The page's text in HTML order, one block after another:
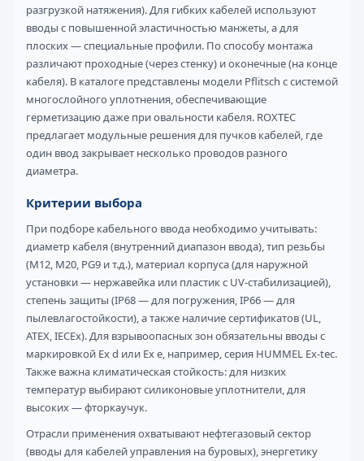
разгрузкой натяжения). Для гибких кабелей используют
вводы с повышенной эластичностью манжеты, а для
плоских — специальные профили. По способу монтажа
различают проходные (через стенку) и оконечные (на конце
кабеля). В каталоге представлены модели Pflitsch с системой
многослойного уплотнения, обеспечивающие
герметизацию даже при овальности кабеля. ROXTEC
предлагает модульные решения для пучков кабелей, где
один ввод закрывает несколько проводов разного
диаметра.
Критерии выбора
При подборе кабельного ввода необходимо учитывать:
диаметр кабеля (внутренний диапазон ввода), тип резьбы
(M12, M20, PG9 и т.д.), материал корпуса (для наружной
установки — нержавейка или пластик с UV-стабилизацией),
степень защиты (IP68 — для погружения, IP66 — для
пылевлагостойкости), а также наличие сертификатов (UL,
ATEX, IECEx). Для взрывоопасных зон обязательны вводы с
маркировкой Ex d или Ex e, например, серия HUMMEL Ex-tec.
Также важна климатическая стойкость: для низких
температур выбирают силиконовые уплотнители, для
высоких — фторкаучук.
Отрасли применения охватывают нефтегазовый сектор
(вводы для кабелей управления на буровых), энергетику